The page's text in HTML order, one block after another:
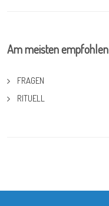
Am meisten empfohlen
FRAGEN
RITUELL